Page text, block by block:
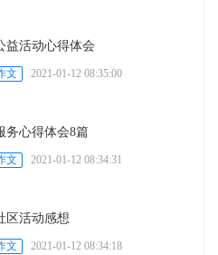
益活动心得体会
文 2021-01-12 08:35:00
务心得体会8篇
文 2021-01-12 08:34:31
区活动感想
文 2021-01-12 08:34:18